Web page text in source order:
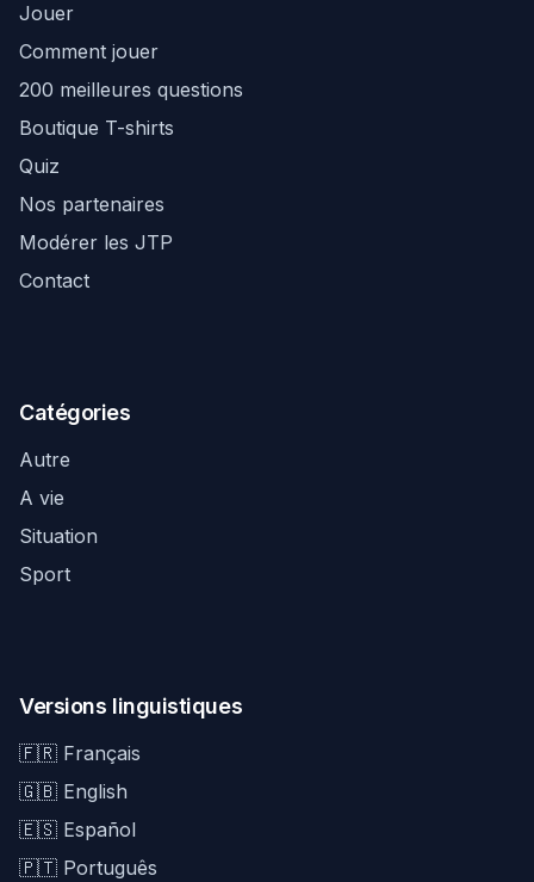
Jouer
Comment jouer
200 meilleures questions
Boutique T-shirts
Quiz
Nos partenaires
Modérer les JTP
Contact
Catégories
Autre
A vie
Situation
Sport
Versions linguistiques
🇫🇷 Français
🇬🇧 English
🇪🇸 Español
🇵🇹 Português